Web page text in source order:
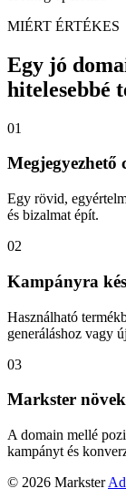
MIÉRT ÉRTÉKES
Egy jó
hitelesebbé
01
Megjegyezhető
Egy rövid,
és bizalmat épít.
02
Kampányra
Használható
generáláshoz vagy
03
Markster
A domain mellé
kampányt és
© 2026 Markster